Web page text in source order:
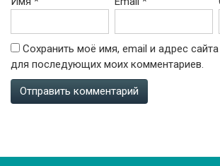
Сохранить моё имя, email и адрес
для последующих моих комментариев.